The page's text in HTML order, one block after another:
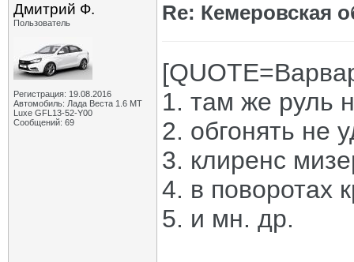
Дмитрий Ф.
Пользователь
Регистрация: 19.08.2016
Автомобиль: Лада Веста 1.6 MT
Luxe GFL13-52-Y00
Сообщений: 69
Re: Кемеровская
1. там же руль
2. обгонять не
3. клиренс
4. в поворотах
5. и мн. др.